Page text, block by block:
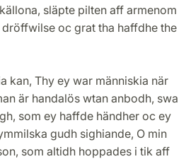
släpte pilten aff armenom
oc grat tha haffdhe the
kan, Thy ey war människia när
är handalös wtan anbodh, swa
som ey haffde händher oc ey
gudh sighiande, O min
som altidh hoppades i tik aff